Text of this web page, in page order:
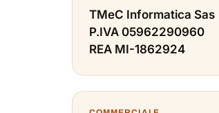
TMeC Informatica Sas
P.IVA 05962290960
REA MI-1862924